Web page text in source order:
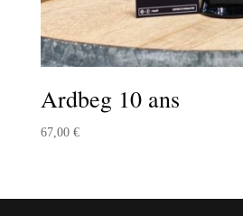
Ardbeg 10 ans
67,00 €